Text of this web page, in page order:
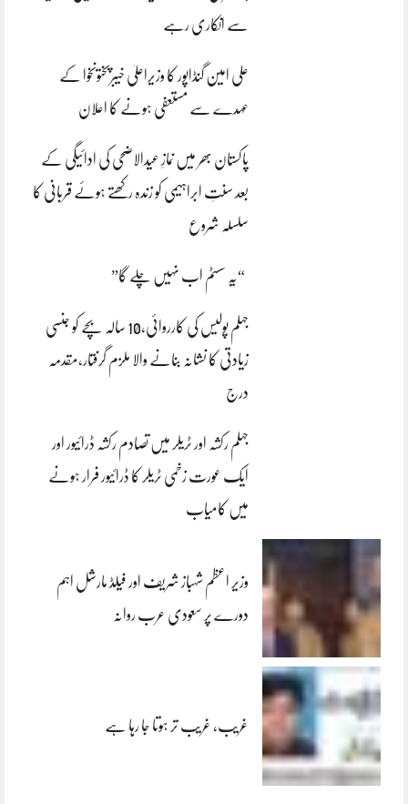
سے انکاری رہے
علی امین گنڈاپور کا وزیراعلیٰ خیبرپختونخوا کے
عہدے سے مستعفی ہونے کا اعلان
پاکستان بھر میں نمازِ عیدالاضحی کی ادائیگی کے
بعد سنتِ ابراہیمی کو زندہ رکھتے ہوئے قربانی کا
سلسلہ شروع
“یہ سسٹم اب نہیں چلے گا”
جہلم پولیس کی کارروائی،10 سالہ بچے کو جنسی
زیادتی کا نشانہ بنانے والا ملزم گرفتار،مقدمہ
درج
جہلم رکشہ اور ٹریلر میں تصادم رکشہ ڈرائیور اور
ایک عورت زخمی ٹریلر کا ڈرائیور فرار ہونے
میں کامیاب
وزیر اعظم شہباز شریف اور فیلڈ مارشل اہم
دورے پر سعودی عرب روانہ
غریب، غریب تر ہوتا جا رہا ہے